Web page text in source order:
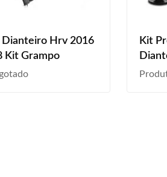
Dianteiro Hrv 2016
Kit Grampo
Kit
Preto